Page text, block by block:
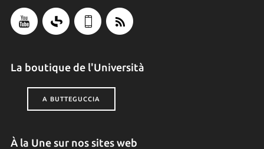
La boutique de l'Università
A BUTTEGUCCIA
À la Une sur nos sites web